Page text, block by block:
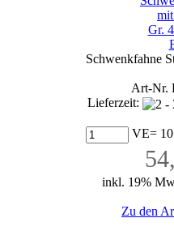
Gr.
Schwenkfahne
Art-Nr.
Lieferzeit:
VE=
inkl. 19%
Zu den